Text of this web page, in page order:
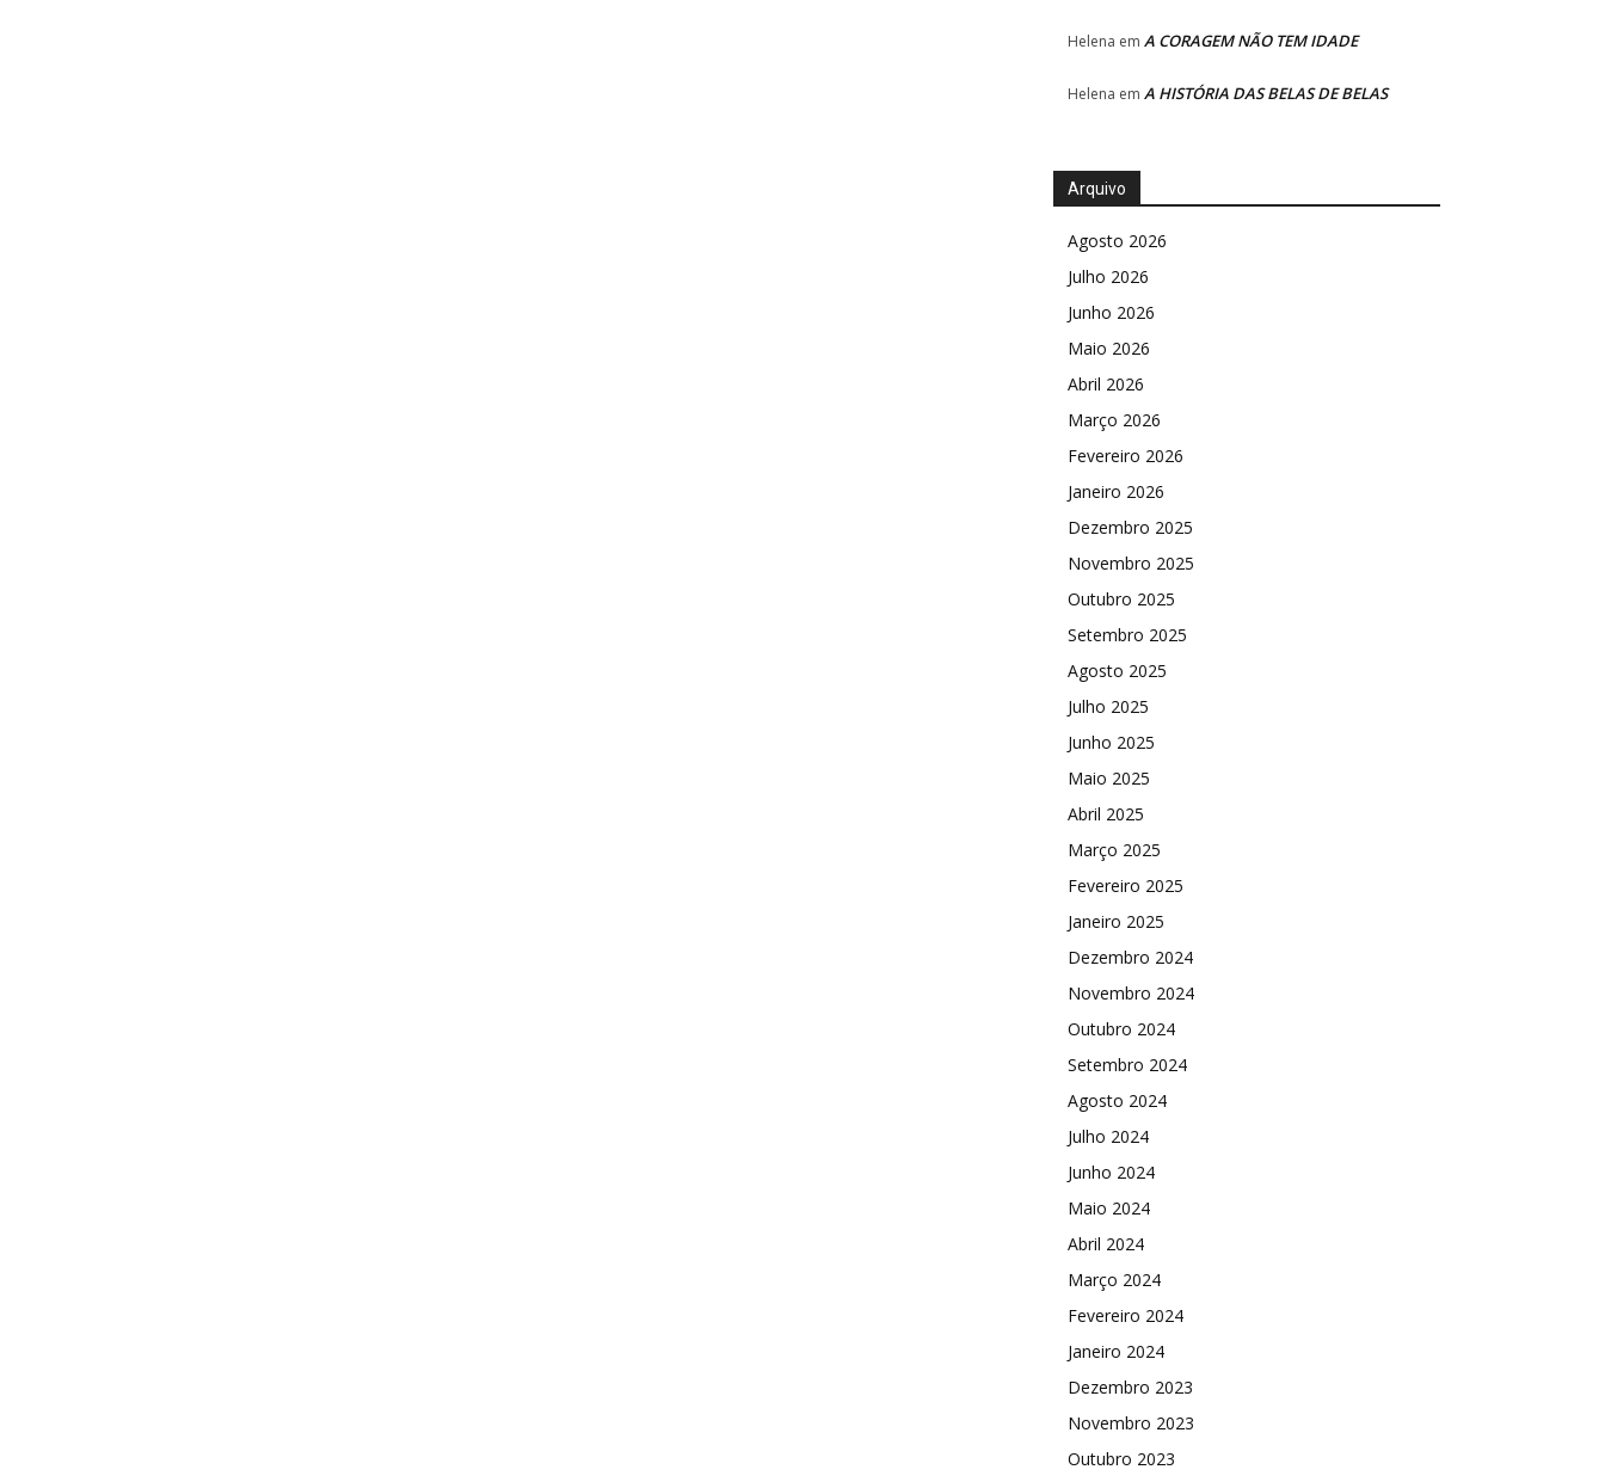
Helena em A CORAGEM NÃO TEM IDADE
Helena em A HISTÓRIA DAS BELAS DE BELAS
Arquivo
Agosto 2026
Julho 2026
Junho 2026
Maio 2026
Abril 2026
Março 2026
Fevereiro 2026
Janeiro 2026
Dezembro 2025
Novembro 2025
Outubro 2025
Setembro 2025
Agosto 2025
Julho 2025
Junho 2025
Maio 2025
Abril 2025
Março 2025
Fevereiro 2025
Janeiro 2025
Dezembro 2024
Novembro 2024
Outubro 2024
Setembro 2024
Agosto 2024
Julho 2024
Junho 2024
Maio 2024
Abril 2024
Março 2024
Fevereiro 2024
Janeiro 2024
Dezembro 2023
Novembro 2023
Outubro 2023